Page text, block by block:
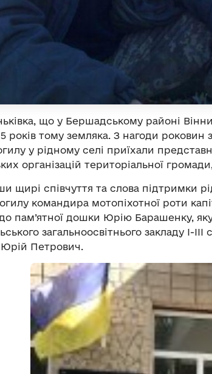
що у Бершадському районі
років тому земляка. З нагоди роковин
у рідному селі приїхали
організацій територіальної
щирі співчуття та слова підтримки
командира мотопіхотної роти
пам’ятної дошки Юрію Барашенку,
загальноосвітнього закладу І-ІІІ
Петрович.